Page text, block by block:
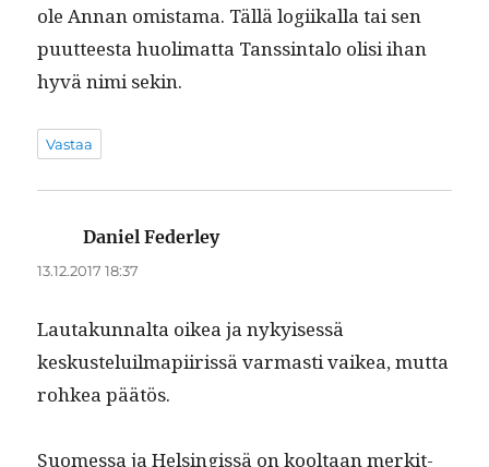
ole Annan omis­ta­ma. Täl­lä logi­ikalla tai sen
puut­teesta huoli­mat­ta Tanss­in­ta­lo olisi ihan
hyvä nimi sekin.
Vastaa
Daniel Federleysanoo:
13.12.2017 18:37
Lau­takunnal­ta oikea ja nykyisessä
keskusteluilmapi­iris­sä var­masti vaikea, mut­ta
rohkea päätös.
Suomes­sa ja Helsingis­sä on kooltaan merkit­